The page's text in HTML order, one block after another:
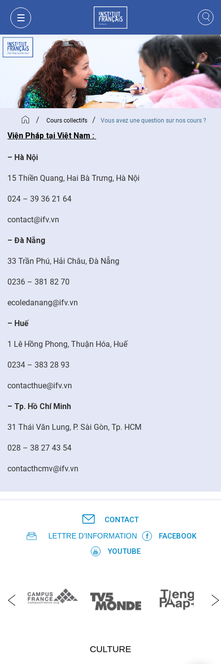
MON PANIER CONNEXION
/ Cours collectifs / Vous avez une question sur nos cours ?
Viện Pháp tại Việt Nam :
– Hà Nội
15 Thiền Quang, Hai Bà Trưng, Hà Nội
024 – 39 36 21 64
contact@ifv.vn
– Đà Nẵng
33 Trần Phú, Hải Châu, Đà Nẵng
0236 – 381 82 70
ecoledanang@ifv.vn
– Huế
1 Lê Hồng Phong, Thuận Hóa, Huế
0234 – 383 28 93
contacthue@ifv.vn
– Tp. Hồ Chí Minh
31 Thái Văn Lung, P. Sài Gòn, Tp. HCM
028 – 38 27 43 54
contacthcmv@ifv.vn
CONTACT
LETTRE D’INFORMATION
FACEBOOK
YOUTUBE
CULTURE